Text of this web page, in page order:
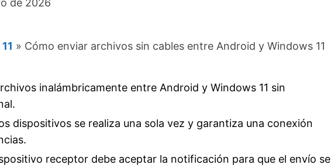
de 2026
» Cómo enviar archivos sin cables entre Android y Windows 11
inalámbricamente entre Android y Windows 11 sin
dispositivos se realiza una sola vez y garantiza una conexión
receptor debe aceptar la notificación para que el envío se